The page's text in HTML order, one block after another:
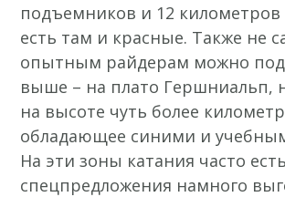
подъемников и 12 километров
есть там и красные. Также не
опытным райдерам можно
выше – на плато Гершниальп,
на высоте чуть более
обладающее синими и
На эти зоны катания часто есть
спецпредложения намного